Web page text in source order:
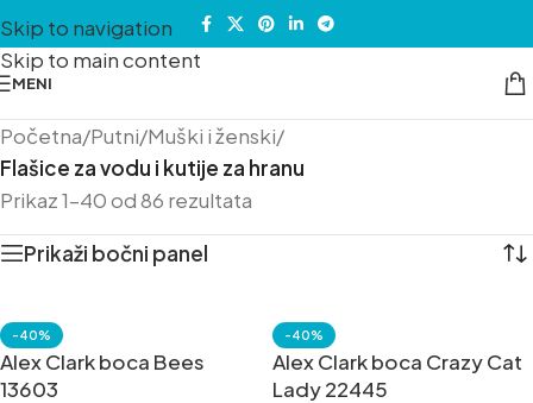
Skip to navigation
Skip to main content
MENI
Početna/Putni/Muški i ženski/
Flašice za vodu i kutije za hranu
Prikaz 1–40 od 86 rezultata
Prikaži bočni panel
-40%
Alex Clark boca Bees
13603
-40%
Alex Clark boca Crazy Cat
Lady 22445